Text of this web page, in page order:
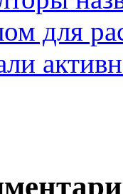
для